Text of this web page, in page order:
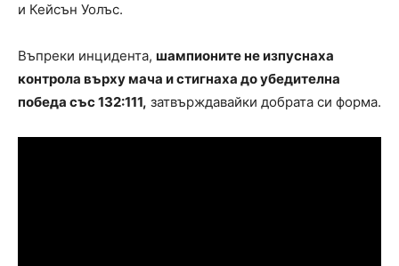
и Кейсън Уолъс.
Въпреки инцидента, шампионите не изпуснаха
контрола върху мача и стигнаха до убедителна
победа със 132:111, затвърждавайки добрата си форма.